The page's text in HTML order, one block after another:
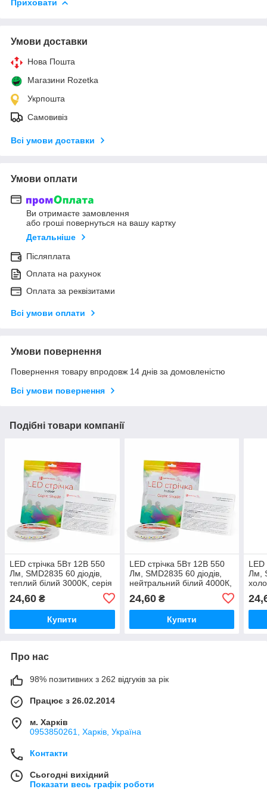
Приховати
Умови доставки
Нова Пошта
Магазини Rozetka
Укрпошта
Самовивіз
Всі умови доставки
Умови оплати
Ви отримаєте замовлення
або гроші повернуться на вашу картку
Детальніше
Післяплата
Оплата на рахунок
Оплата за реквізитами
Всі умови оплати
Умови повернення
Повернення товару впродовж 14 днів за домовленістю
Всі умови повернення
Подібні товари компанії
LED стрічка 5Вт 12В 550
Лм, SMD2835 60 діодів,
теплий білий 3000K, серія
24,60 ₴
Купити
LED стрічка 5Вт 12В 550
Лм, SMD2835 60 діодів,
нейтральний білий 4000К,
роки
24,60₴
Купити
LED
Лм,
роки
Про нас
98% позитивних з 262 відгуків за рік
Працює з 26.02.2014
м. Харків
0953850261, Харків, Україна
Контакти
Сьогодні вихідний
Показати весь графік роботи